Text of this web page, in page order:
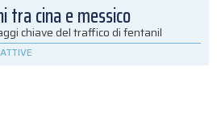
tra cina e messico
chiave del traffico di fentanil